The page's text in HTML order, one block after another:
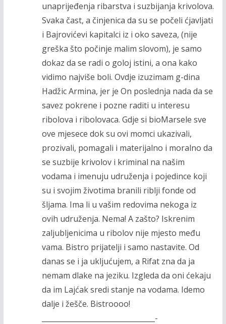
unaprijeđenja ribarstva i suzbijanja krivolova.
Svaka čast, a činjenica da su se počeli ćjavljati
i Bajrovićevi kapitalci iz i oko saveza, (nije
greška što počinje malim slovom), je samo
dokaz da se radi o goloj istini, a ona kako
vidimo najviše boli. Ovdje izuzimam g-dina
Hadžic Armina, jer je On poslednja nada da se
savez pokrene i pozne raditi u interesu
ribolova i ribolovaca. Gdje si bioMarsele sve
ove mjesece dok su ovi momci ukazivali,
prozivali, pomagali i materijalno i moralno da
se suzbije krivolov i kriminal na našim
vodama i imenuju udruženja i pojedince koji
su i svojim životima branili riblji fonde od
šljama. Ima li u vašim redovima nekoga iz
ovih udruženja. Nema! A zašto? Iskrenim
zaljubljenicima u ribolov nije mjesto među
vama. Bistro prijatelji i samo nastavite. Od
danas se i ja ukljućujem, a Rifat zna da ja
nemam dlake na jeziku. Izgleda da oni ćekaju
da im Lajćak sredi stanje na vodama. Idemo
dalje i žešče. Bistroooo!
________________________________-